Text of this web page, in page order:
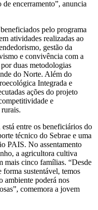
de encerramento”, anuncia
pelo programa
atividades realizadas ao
gestão da
e convivência com a
duas metodologias
do Norte. Além do
Integrada e
ações do projeto
e
entre os beneficiários do
técnico do Sebrae e uma
PAIS. No assentamento
a agricultora cultiva
mais cinco famílias. “Desde
forma sustentável, temos
ambiente poderá nos
comemora a jovem